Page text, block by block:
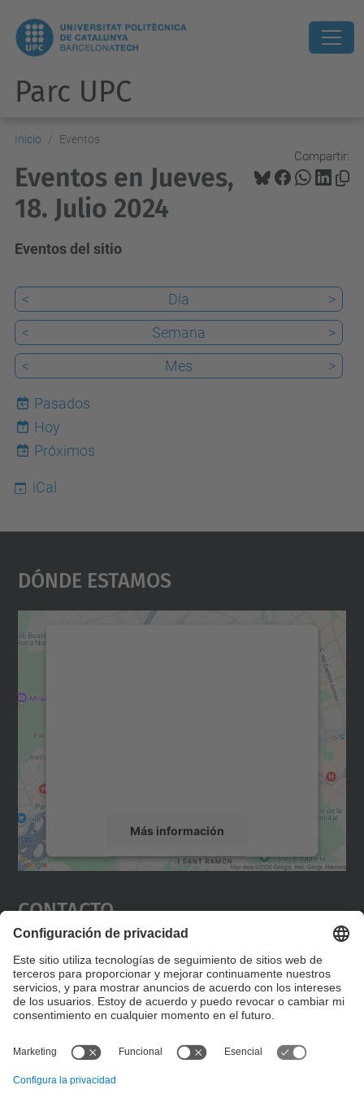
Parc UPC
Inicio Eventos
Compartir:
Eventos en Jueves,
18. Julio 2024
Eventos del sitio
< Día
>
<
Semana
>
<
Mes >
Pasados
7
Hoy
Próximos
iCal
Dónde Estamos
Más información
Aceptar
powered by
Contacto
Editad en la página "Contacto personalizado", que
encontraréis en la raíz de español, vuestros datos
personalizados de contacto.
Formulario de contacto